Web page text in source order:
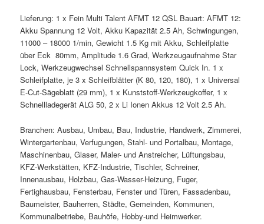
Lieferung: 1 x Fein Multi Talent AFMT 12 QSL Bauart: AFMT 12:
Akku Spannung 12 Volt, Akku Kapazität 2.5 Ah, Schwingungen,
11000 – 18000 1/min, Gewicht 1.5 Kg mit Akku, Schleifplatte
über Eck 80mm, Amplitude 1.6 Grad, Werkzeugaufnahme Star
Lock, Werkzeugwechsel Schnellspannsystem Quick In. 1 x
Schleifplatte, je 3 x Schleifblätter (K 80, 120, 180), 1 x Universal
E-Cut-Sägeblatt (29 mm), 1 x Kunststoff-Werkzeugkoffer, 1 x
Schnellladegerät ALG 50, 2 x Li Ionen Akkus 12 Volt 2.5 Ah.
Branchen: Ausbau, Umbau, Bau, Industrie, Handwerk, Zimmerei,
Wintergartenbau, Verfugungen, Stahl- und Portalbau, Montage,
Maschinenbau, Glaser, Maler- und Anstreicher, Lüftungsbau,
KFZ-Werkstätten, KFZ-Industrie, Tischler, Schreiner,
Innenausbau, Holzbau, Gas-Wasser-Heizung, Fuger,
Fertighausbau, Fensterbau, Fenster und Türen, Fassadenbau,
Baumeister, Bauherren, Städte, Gemeinden, Kommunen,
Kommunalbetriebe, Bauhöfe, Hobby-und Heimwerker.